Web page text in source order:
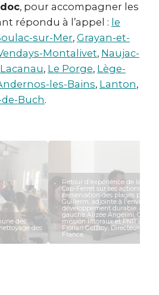
, pour accompagner les
répondu à l’appel : le
sur-Mer, Grayan-et-
Montalivet, Naujac-
Lacanau, Le Porge, Lège-
les-Bains, Lanton,
de-Buch.
des
des
Retour d'expérience de la ville
Cap-Ferret sur ses actions de
préservation des plages par
Guillerm, adjointe à
développement durable,
gauche Alizée Angelini,
mission littoraux et PNR au
Florian Geffroy, Directeur de
France.